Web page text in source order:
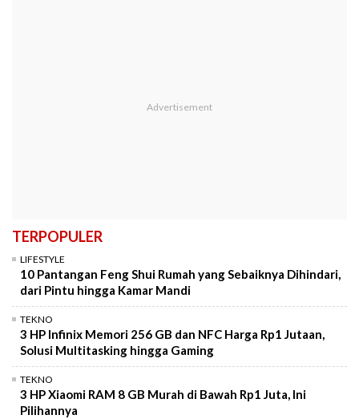
TERPOPULER
LIFESTYLE
10 Pantangan Feng Shui Rumah yang Sebaiknya Dihindari,
dari Pintu hingga Kamar Mandi
TEKNO
3 HP Infinix Memori 256 GB dan NFC Harga Rp1 Jutaan,
Solusi Multitasking hingga Gaming
TEKNO
3 HP Xiaomi RAM 8 GB Murah di Bawah Rp1 Juta, Ini
Pilihannya